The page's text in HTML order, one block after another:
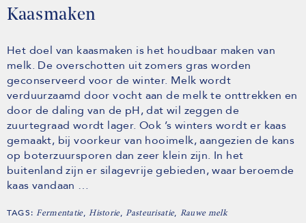
Kaasmaken
Het doel van kaasmaken is het houdbaar maken van
melk. De overschotten uit zomers gras worden
geconserveerd voor de winter. Melk wordt
verduurzaamd door vocht aan de melk te onttrekken en
door de daling van de pH, dat wil zeggen de
zuurtegraad wordt lager. Ook ’s winters wordt er kaas
gemaakt, bij voorkeur van hooimelk, aangezien de kans
op boterzuursporen dan zeer klein zijn. In het
buitenland zijn er silagevrije gebieden, waar beroemde
kaas vandaan …
TAGS:Fermentatie,Historie,Pasteurisatie, Rauwe melk